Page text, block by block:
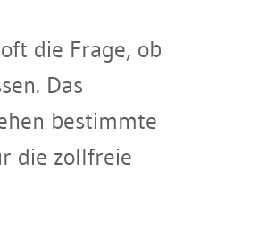
die Frage, ob
Das
bestimmte
die zollfreie